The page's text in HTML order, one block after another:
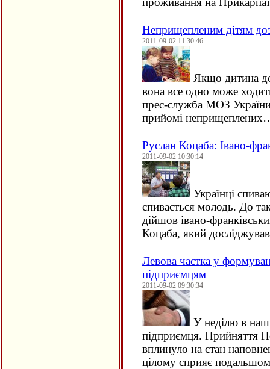
Неприщепленим дітям
2011-09-02 11:30:46
Якщо дитина
вона все одно може
прес-служба МОЗ
прийомі
Руслан Коцаба: Івано-
2011-09-02 10:30:14
Українці
спивається молодь. До
дійшов івано-
Коцаба, який
Левова частка у
підприємцям
2011-09-02 09:30:34
У неділю в
підприємця. Прийняття
вплинуло на стан
цілому сприяє